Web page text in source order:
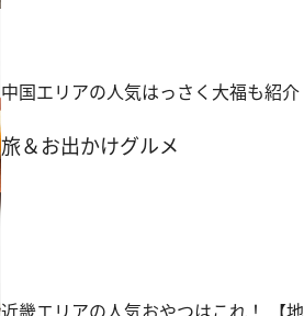
中国エリアの人気はっさく大福も紹
旅＆お出かけグルメ